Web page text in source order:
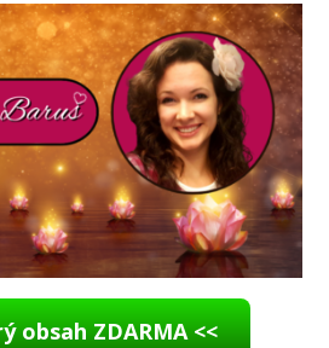
obsah ZDARMA <<